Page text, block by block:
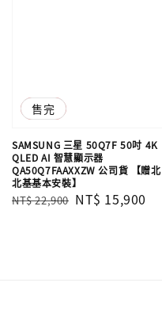
優惠
售完
SAMSUNG 三星 50Q7F 50吋 4K
QLED AI 智慧顯示器
QA50Q7FAAXXZW 公司貨 【贈北
北基基本安裝】
Regular
NT$ 22,900 Sale
NT$ 15,900